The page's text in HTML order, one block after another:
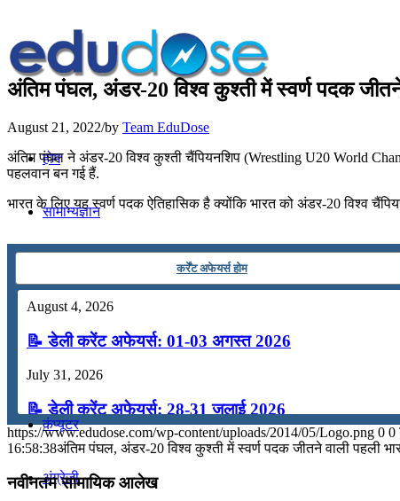
होम
सामान्यज्ञान
गणित
तर्कशक्ति
कंप्यूटर
अंग्रेजी
अंतिम पंघल, अंडर-20 विश्व कुश्ती में स्वर्ण पदक जीतने
August 21, 2022/by Team EduDose
अंतिम पंघल ने अंडर-20 विश्व कुश्ती चैंपियनशिप (Wrestling U20 World
पहलवान बन गई हैं.
भारत के लिए यह स्‍वर्ण पदक ऐतिहासिक है क्योंकि भारत को अंडर-20 विश्व
कर्रेंट अफेयर्स होम
August 4, 2026
📝 डेली करेंट अफेयर्स: 01-03 अगस्त 2026
July 31, 2026
📝 डेली करेंट अफेयर्स: 28-31 जुलाई 2026
July 28, 2026
📝 डेली करेंट अफेयर्स: 25-27 जुलाई 2026
https://www.edudose.com/wp-content/uploads/2014/05/Logo.png 0 0
16:58:38अंतिम पंघल, अंडर-20 विश्व कुश्ती में स्वर्ण पदक जीतने वाली पहली
नवीनतम सामायिक आलेख